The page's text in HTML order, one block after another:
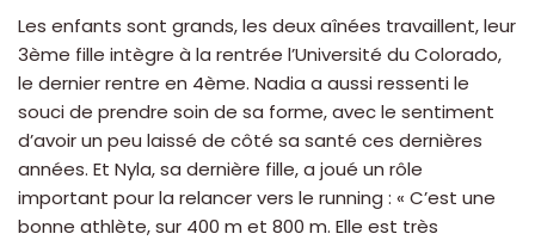
Les enfants sont grands, les deux aînées travaillent, leur
3ème fille intègre à la rentrée l’Université du Colorado,
le dernier rentre en 4ème. Nadia a aussi ressenti le
souci de prendre soin de sa forme, avec le sentiment
d’avoir un peu laissé de côté sa santé ces dernières
années. Et Nyla, sa dernière fille, a joué un rôle
important pour la relancer vers le running : « C’est une
bonne athlète, sur 400 m et 800 m. Elle est très